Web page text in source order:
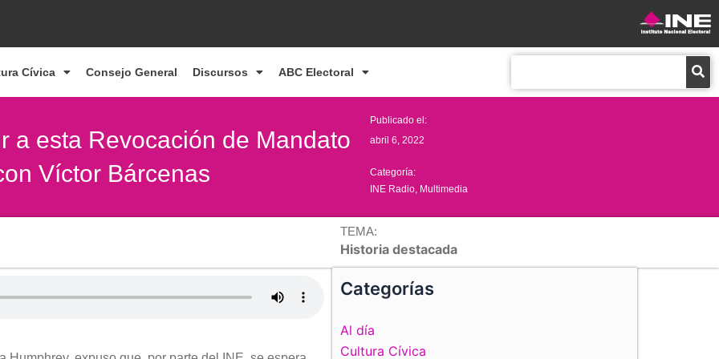
Cívica Consejo General Discursos ABC Electoral
a esta Revocación de Mandato
Víctor Bárcenas
Publicado el:
abril 6, 2022
Categoría:
INE Radio Multimedia
TEMA:
Historia destacada
Categorías
Al día
Cultura Cívica